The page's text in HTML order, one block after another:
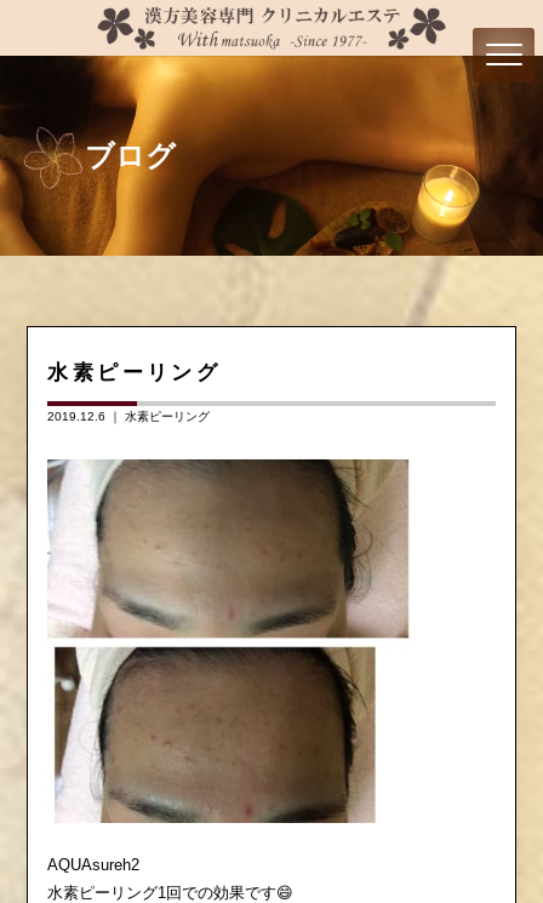
ブログ
水素ピーリング
2019.12.6 ｜水素ピーリング
AQUAsureh2
水素ピーリング1回での効果です😄